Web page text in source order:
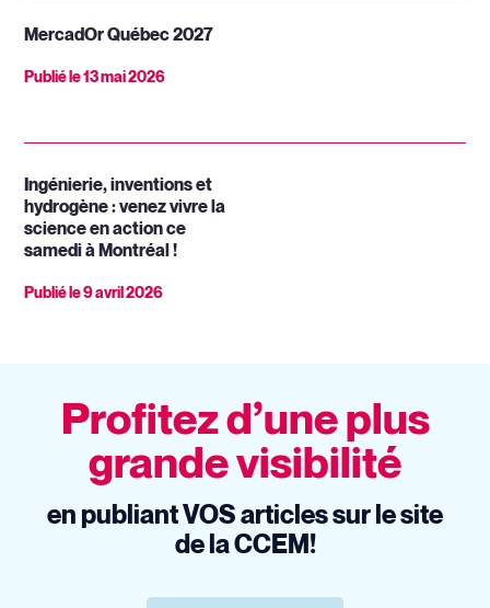
MercadOr Québec 2027
Publié le13 mai 2026
Ingénierie, inventions et
hydrogène : venez vivre la
science en action ce
samedi à Montréal !
Publié le9 avril 2026
Profitez d’une plus
grande visibilité
en publiant VOS articles sur le site
de la CCEM!